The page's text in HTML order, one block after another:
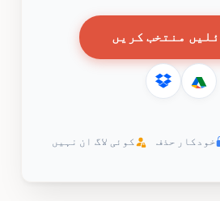
منتخب کریں
خودکار حذف کوئی لاگ ان نہیں